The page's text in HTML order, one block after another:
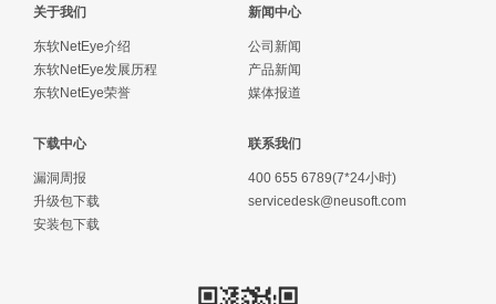
关于我们
东软NetEye介绍
东软NetEye发展历程
东软NetEye荣誉
新闻中心
公司新闻
产品新闻
媒体报道
下载中心
漏洞周报
升级包下载
安装包下载
联系我们
400 655 6789(7*24小时)
servicedesk@neusoft.com